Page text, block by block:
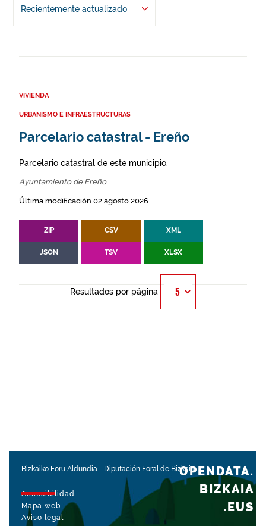
Recientemente actualizado
VIVIENDA
URBANISMO E INFRAESTRUCTURAS
Parcelario catastral - Ereño
Parcelario catastral de este municipio.
Ayuntamiento de Ereño
Última modificación 02 agosto 2026
ZIP CSV XML
JSON TSV XLSX
Resultados por página
Bizkaiko Foru Aldundia - Diputación Foral de Bizkaia
Accesibilidad
Mapa web
Aviso legal
OPENDATA.
BIZKAIA
.EUS